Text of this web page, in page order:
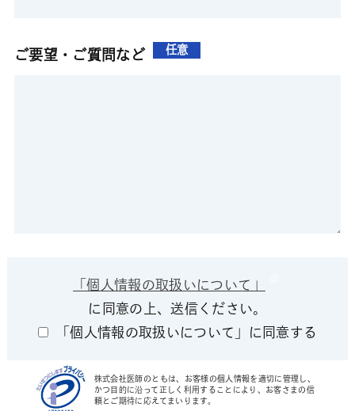
ご要望・ご質問など 任意
「個人情報の取扱いについて」
に同意の上、送信ください。
「個人情報の取扱いについて」に同意する
株式会社医師のともは、お客様の個人情報を適切に管理し、
かつ目的に沿って正しく利用することにより、お客さまの信
頼とご期待に応えてまいります。